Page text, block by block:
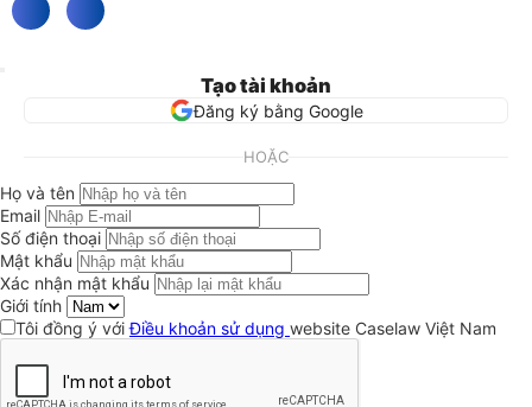
Tạo tài khoản
Đăng ký bằng Google
HOẶC
Họ và tên
Email
Số điện thoại
Mật khẩu
Xác nhận mật khẩu
Giới tính
Tôi đồng ý vớiĐiều khoản sử dụng website Caselaw Việt Nam